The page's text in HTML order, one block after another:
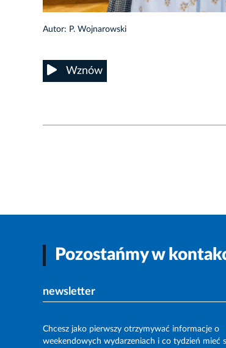
Autor: P. Wojnarowski
Wznów
Pozostańmy w
newsletter
Chcesz jako pierwszy otrzymywać informacje o
weekendowych wydarzeniach i co tydzień mieć